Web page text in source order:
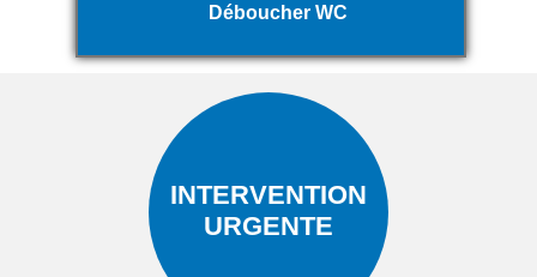
Déboucher WC
INTERVENTION
URGENTE